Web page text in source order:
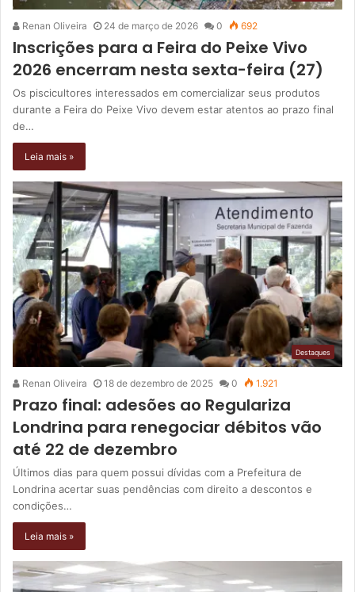
Renan Oliveira 24 de março de 2026 0 692
Inscrições para a Feira do Peixe Vivo
2026 encerram nesta sexta-feira (27)
Os piscicultores interessados em comercializar seus produtos
durante a Feira do Peixe Vivo devem estar atentos ao prazo final
de…
Leia mais »
Destaques
Renan Oliveira 18 de dezembro de 2025 0 1.921
Prazo final: adesões ao Regulariza
Londrina para renegociar débitos vão
até 22 de dezembro
Últimos dias para quem possui dívidas com a Prefeitura de
Londrina acertar suas pendências com direito a descontos e
condições…
Leia mais »